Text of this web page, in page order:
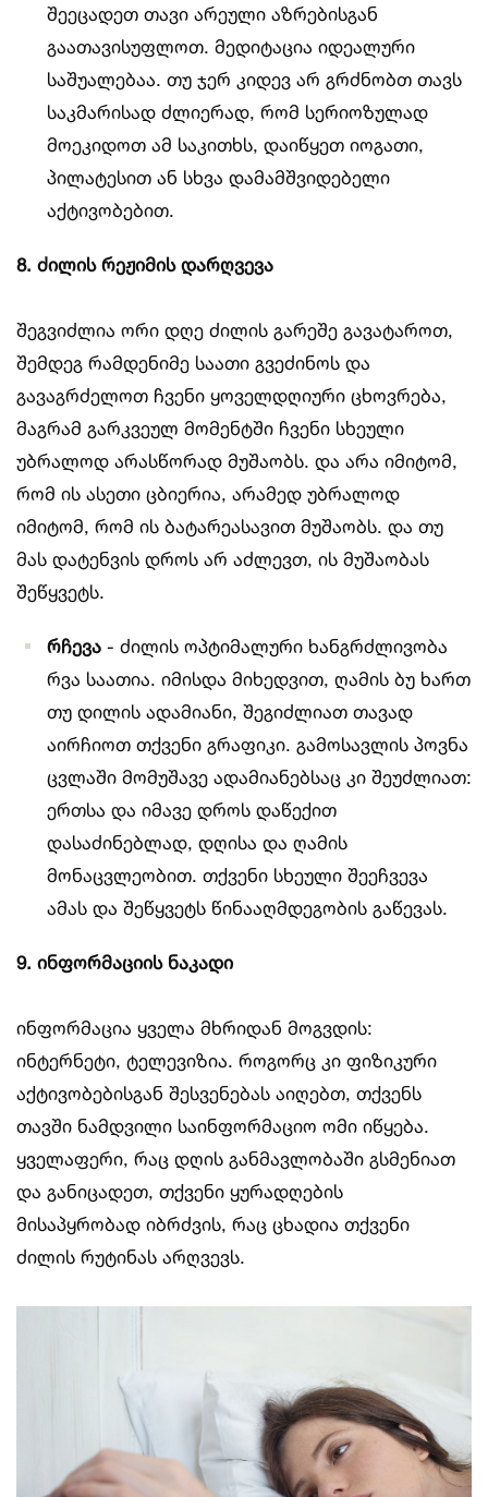
შეეცადეთ თავი არეული აზრებისგან
გაათავისუფლოთ. მედიტაცია იდეალური
საშუალებაა. თუ ჯერ კიდევ არ გრძნობთ თავს
საკმარისად ძლიერად, რომ სერიოზულად
მოეკიდოთ ამ საკითხს, დაიწყეთ იოგათი,
პილატესით ან სხვა დამამშვიდებელი
აქტივობებით.
8. ძილის რეჟიმის დარღვევა
შეგვიძლია ორი დღე ძილის გარეშე გავატაროთ,
შემდეგ რამდენიმე საათი გვეძინოს და
გავაგრძელოთ ჩვენი ყოველდღიური ცხოვრება,
მაგრამ გარკვეულ მომენტში ჩვენი სხეული
უბრალოდ არასწორად მუშაობს. და არა იმიტომ,
რომ ის ასეთი ცბიერია, არამედ უბრალოდ
იმიტომ, რომ ის ბატარეასავით მუშაობს. და თუ
მას დატენვის დროს არ აძლევთ, ის მუშაობას
შეწყვეტს.
რჩევა - ძილის ოპტიმალური ხანგრძლივობა
რვა საათია. იმისდა მიხედვით, ღამის ბუ ხართ
თუ დილის ადამიანი, შეგიძლიათ თავად
აირჩიოთ თქვენი გრაფიკი. გამოსავლის პოვნა
ცვლაში მომუშავე ადამიანებსაც კი შეუძლიათ:
ერთსა და იმავე დროს დაწექით
დასაძინებლად, დღისა და ღამის
მონაცვლეობით. თქვენი სხეული შეეჩვევა
ამას და შეწყვეტს წინააღმდეგობის გაწევას.
9. ინფორმაციის ნაკადი
ინფორმაცია ყველა მხრიდან მოგვდის:
ინტერნეტი, ტელევიზია. როგორც კი ფიზიკური
აქტივობებისგან შესვენებას აიღებთ, თქვენს
თავში ნამდვილი საინფორმაციო ომი იწყება.
ყველაფერი, რაც დღის განმავლობაში გსმენიათ
და განიცადეთ, თქვენი ყურადღების
მისაპყრობად იბრძვის, რაც ცხადია თქვენი
ძილის რუტინას არღვევს.